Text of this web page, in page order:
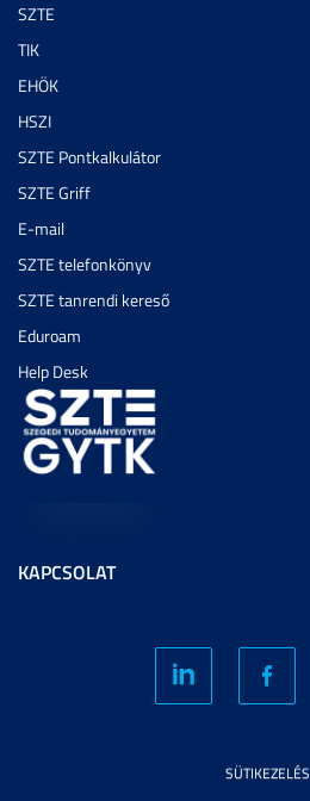
SZTE
TIK
EHÖK
HSZI
SZTE Pontkalkulátor
SZTE Griff
E-mail
SZTE telefonkönyv
SZTE tanrendi kereső
Eduroam
Help Desk
KAPCSOLAT
SÜTIKEZELÉS